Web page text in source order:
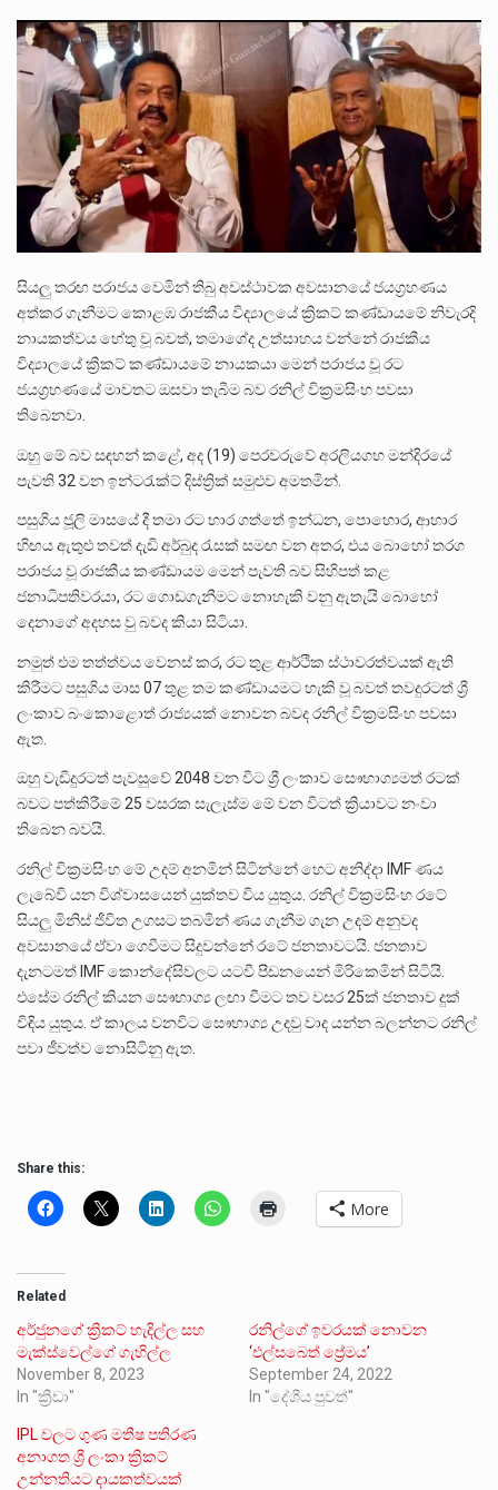
2011 වසරේදී දේශපාලන හා මානව හිමිකම් ක්‍රියාකාරීන් වන ලලිත්කුමාර් වීරරාජ් සහ කුගන් මුරුගානන්දන් යාපනයේදී අතුරුදන්…
සියලු තරඟ පරාජය වෙමින් තිබු අවස්ථාවක අවසානයේ ජයග්‍රහණය
අත්‍කර ගැනීමට කොළඹ රාජකීය විද්‍යාලයේ ක්‍රිකට් කණ්ඩායමේ නිවැරදි
නායකත්වය හේතු වූ බවත්, තමාගේද උත්සාහය වන්නේ රාජකීය
විද්‍යාලයේ ක්‍රිකට් කණ්ඩායමේ නායකයා මෙන් පරාජය වූ රට
ජයග්‍රහණයේ මාවතට ඔසවා තැබීම බව රනිල් වික්‍රමසිංහ පවසා
තිබෙනවා.
ඔහු මේ බව සඳහන් කළේ, අද (19) පෙරවරුවේ අරලියගහ මන්දිරයේ
පැවති 32 වන ඉන්ටරැක්ට් දිස්ත්‍රික් සමුළුව අමතමින්.
පසුගිය ජූලි මාසයේ දී තමා රට භාර ගත්තේ ඉන්ධන, පොහොර, ආහාර
හිඟය ඇතුළු තවත් දැඩි අර්බුද රැසක් සමඟ වන අතර, එය බොහෝ තරග
පරාජය වූ රාජකීය කණ්ඩායම මෙන් පැවති බව සිහිපත් කළ
ජනාධිපතිවරයා, රට ගොඩගැනීමට නොහැකි වනු ඇතැයි බොහෝ
දෙනාගේ අදහස වු බවද කියා සිටියා.
නමුත් එම තත්ත්වය වෙනස් කර, රට තුළ ආර්ථික ස්ථාවරත්වයක් ඇති
කිරීමට පසුගිය මාස 07 තුළ තම කණ්ඩායමට හැකි වූ බවත් තවදුරටත් ශ්‍රී
ලංකාව බංකොළොත් රාජ්‍යයක් නොවන බවද රනිල් වික්‍රමසිංහ පවසා
ඇත.
ඔහු වැඩිදුරටත් පැවසුවේ 2048 වන විට ශ්‍රී ලංකාව සෞභාග්‍යමත් රටක්
බවට පත්කිරීමේ 25 වසරක සැලැස්ම මේ වන විටත් ක්‍රියාවට නංවා
තිබෙන බවයි.
රනිල් වික්‍රමසිංහ මේ උදම් අනමින් සිටින්නේ හෙට අනිද්දා IMF ණය
ලැබේවි යන විශ්වාසයෙන් යුක්තව විය යුතුය. රනිල් වික්‍රමසිංහ රටේ
සියලු මිනිස් ජීවිත උගසට තබමින් ණය ගැනීම ගැන උදම් අනුවද
අවසානයේ ඒවා ගෙවීමට සිදුවන්නේ රටේ ජනතාවටයි. ජනතාව
දැනටමත් IMF කොන්දේසිවලට යටවී පීඩනයෙන් මිරිකෙමින් සිටියි.
එසේම රනිල් කියන සෞභාග්‍ය ලඟා වීමට තව වසර 25ක් ජනතාව දුක්
විඳිය යුතුය. ඒ කාලය වනවිට සෞභාග්‍ය උදවු වාද යන්න බලන්නට රනිල්
පවා ජීවත්ව නොසිටිනු ඇත.
Share this:
More
Related
අර්ජුනගේ ක්‍රිකට් හැදිල්ල සහ
මැක්ස්වෙල්ගේ ගැහිල්ල
November 8, 2023
In "ක්‍රීඩා"
රනිල්ගේ ඉවරයක් නොවන
‘එල්සබෙත් ප්‍රේමය’
September 24, 2022
In "දේශීය පුවත්"
IPL වලට ගුණ මතීෂ පතිරණ
අනාගත ශ්‍රී ලංකා ක්‍රිකට්
උන්නතියට දායකත්වයක්